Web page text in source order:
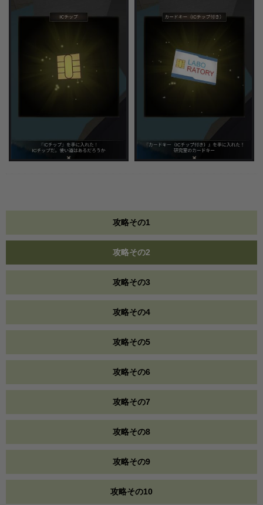
攻略その1
攻略その2
攻略その3
攻略その4
攻略その5
攻略その6
攻略その7
攻略その8
攻略その9
攻略その10